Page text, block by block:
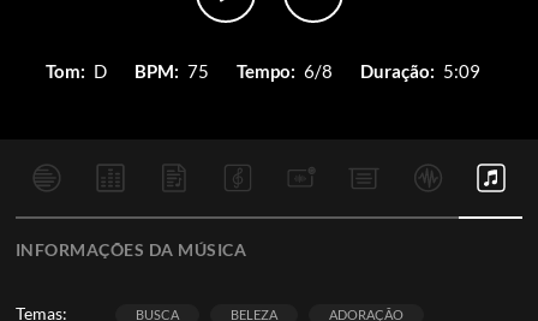
Tom: D BPM: 75 Tempo: 6/8 Duração: 5:09
INFORMAÇÕES DA MÚSICA
Temas: BUSCA BELEZA ADORAÇÃO